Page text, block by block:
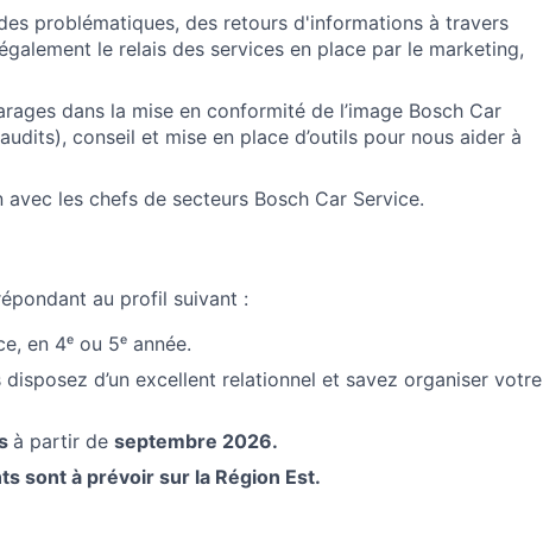
problématiques, des retours d'informations à travers
le relais des services en place par le marketing,
dans la mise en conformité de l’image Bosch Car
conseil et mise en place d’outils pour nous aider à
les chefs de secteurs Bosch Car Service.
au profil suivant :
en 4ᵉ ou 5ᵉ année.
d’un excellent relationnel et savez organiser votre
à partir de septembre 2026.
sont à prévoir sur la Région Est.